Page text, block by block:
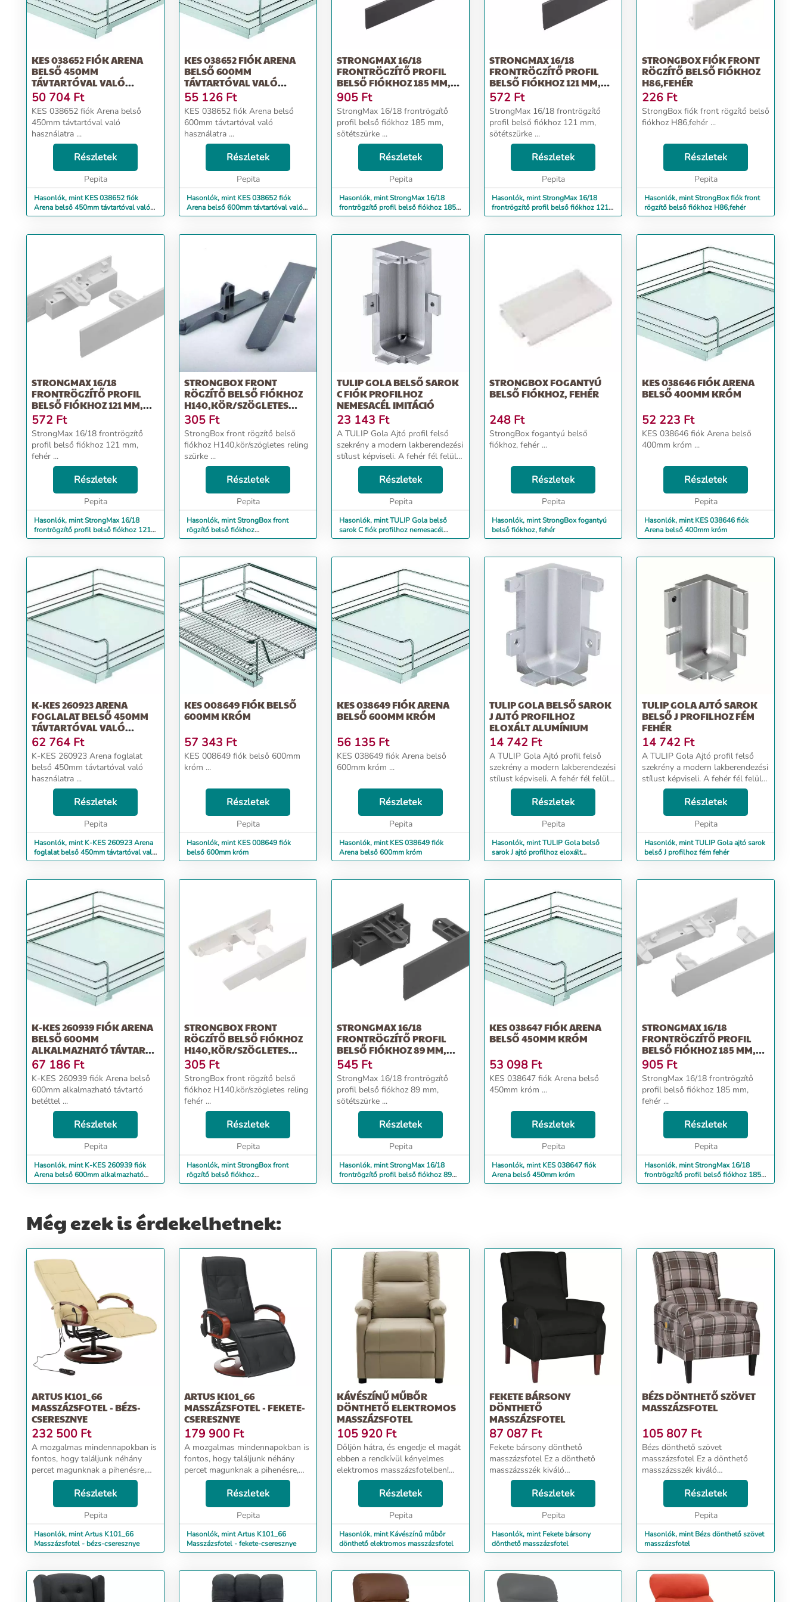
Synca JIN 2.0 belső egyensúly masszázsfotel tulajdonságai Mérete (HxSZxM): 153 x 75 x 112cm Súlya: 112kg
Színe: fekete Keret: Ötvözött acél + fém Kárpitos anyag: műbőr 6 automatikus program Bluetooth hangszórók Láb-
és vádli masszázs Talpmasszázs Füthető, hő terápiás masszázs L-pálya (Lumbális) "Hanyatt fekve" masszázs
funkció Zéró gravitációs masszázs Masszázs típusok: Kompressziós Ütögetés Dagasztás Hengerelés Synca JIN 2.0
További információ>>
KES 038652 FIÓK ARENA
BELSŐ 450MM
TÁVTARTÓVAL VALÓ
HASZNÁLATRA
50 704 Ft
KES 038652 fiók Arena belső
450mm távtartóval való
használatra ...
Részletek
Pepita
Hasonlók, mint KES 038652 fiók
Arena belső 450mm távtartóval való
használatra
KES 038652 FIÓK ARENA
BELSŐ 600MM
TÁVTARTÓVAL VALÓ
HASZNÁLATRA
55 126 Ft
KES 038652 fiók Arena belső
600mm távtartóval való
használatra ...
Részletek
Pepita
Hasonlók, mint KES 038652 fiók
Arena belső 600mm távtartóval való
használatra
STRONGMAX 16/18
FRONTRÖGZÍTŐ PROFIL
BELSŐ FIÓKHOZ 185 MM,
SÖTÉTSZÜRKE
905 Ft
StrongMax 16/18 frontrögzítő
profil belső fiókhoz 185 mm,
sötétszürke ...
Részletek
Pepita
Hasonlók, mint StrongMax 16/18
frontrögzítő profil belső fiókhoz 185
mm, sötétszürke
STRONGMAX 16/18
FRONTRÖGZÍTŐ PROFIL
BELSŐ FIÓKHOZ 121 MM,
SÖTÉTSZÜRKE
572 Ft
StrongMax 16/18 frontrögzítő
profil belső fiókhoz 121 mm,
sötétszürke ...
Részletek
Pepita
Hasonlók, mint StrongMax 16/18
frontrögzítő profil belső fiókhoz 121
mm, sötétszürke
STRONGBOX FIÓK FRONT
RÖGZÍTŐ BELSŐ FIÓKHOZ
H86,FEHÉR
226 Ft
StrongBox fiók front rögzítő belső
fiókhoz H86,fehér ...
Részletek
Pepita
Hasonlók, mint StrongBox fiók front
rögzítő belső fiókhoz H86,fehér
STRONGMAX 16/18
FRONTRÖGZÍTŐ PROFIL
BELSŐ FIÓKHOZ 121 MM,
FEHÉR
572 Ft
StrongMax 16/18 frontrögzítő
profil belső fiókhoz 121 mm,
fehér ...
Részletek
Pepita
Hasonlók, mint StrongMax 16/18
frontrögzítő profil belső fiókhoz 121
mm, fehér
STRONGBOX FRONT
RÖGZÍTŐ BELSŐ FIÓKHOZ
H140,KÖR/SZÖGLETES
RELING SZÜRKE
305 Ft
StrongBox front rögzítő belső
fiókhoz H140,kör/szögletes reling
szürke ...
Részletek
Pepita
Hasonlók, mint StrongBox front
rögzítő belső fiókhoz
H140,kör/szögletes reling szürke
TULIP GOLA BELSŐ SAROK
C FIÓK PROFILHOZ
NEMESACÉL IMITÁCIÓ
23 143 Ft
A TULIP Gola Ajtó profil felső
szekrény a modern lakberendezési
stílust képviseli. A fehér fél felület
eleganciát és letisztultságot
kölcsönöz a helyiségnek. A ,
méteres méret lehetővé teszi a
Részletek
Pepita
Hasonlók, mint TULIP Gola belső
sarok C fiók profilhoz nemesacél
imitáció
STRONGBOX FOGANTYÚ
BELSŐ FIÓKHOZ, FEHÉR
248 Ft
StrongBox fogantyú belső
fiókhoz, fehér ...
Részletek
Pepita
Hasonlók, mint StrongBox fogantyú
belső fiókhoz, fehér
KES 038646 FIÓK ARENA
BELSŐ 400MM KRÓM
52 223 Ft
KES 038646 fiók Arena belső
400mm króm ...
Részletek
Pepita
Hasonlók, mint KES 038646 fiók
Arena belső 400mm króm
K-KES 260923 ARENA
FOGLALAT BELSŐ 450MM
TÁVTARTÓVAL VALÓ
HASZNÁLATRA
62 764 Ft
K-KES 260923 Arena foglalat
belső 450mm távtartóval való
használatra ...
Részletek
Pepita
Hasonlók, mint K-KES 260923 Arena
foglalat belső 450mm távtartóval való
használatra
KES 008649 FIÓK BELSŐ
600MM KRÓM
57 343 Ft
KES 008649 fiók belső 600mm
króm ...
Részletek
Pepita
Hasonlók, mint KES 008649 fiók
belső 600mm króm
KES 038649 FIÓK ARENA
BELSŐ 600MM KRÓM
56 135 Ft
KES 038649 fiók Arena belső
600mm króm ...
Részletek
Pepita
Hasonlók, mint KES 038649 fiók
Arena belső 600mm króm
TULIP GOLA BELSŐ SAROK
J AJTÓ PROFILHOZ
ELOXÁLT ALUMÍNIUM
14 742 Ft
A TULIP Gola Ajtó profil felső
szekrény a modern lakberendezési
stílust képviseli. A fehér fél felület
eleganciát és letisztultságot
kölcsönöz a helyiségnek. A ,
méteres méret lehetővé teszi a
Részletek
Pepita
Hasonlók, mint TULIP Gola belső
sarok J ajtó profilhoz eloxált
alumínium
TULIP GOLA AJTÓ SAROK
BELSŐ J PROFILHOZ FÉM
FEHÉR
14 742 Ft
A TULIP Gola Ajtó profil felső
szekrény a modern lakberendezési
stílust képviseli. A fehér fél felület
eleganciát és letisztultságot
kölcsönöz a helyiségnek. A ,
méteres méret lehetővé teszi a
Részletek
Pepita
Hasonlók, mint TULIP Gola ajtó sarok
belső J profilhoz fém fehér
K-KES 260939 FIÓK ARENA
BELSŐ 600MM
ALKALMAZHATÓ TÁVTARTÓ
BETÉTTEL
67 186 Ft
K-KES 260939 fiók Arena belső
600mm alkalmazható távtartó
betéttel ...
Részletek
Pepita
Hasonlók, mint K-KES 260939 fiók
Arena belső 600mm alkalmazható
távtartó betéttel
STRONGBOX FRONT
RÖGZÍTŐ BELSŐ FIÓKHOZ
H140,KÖR/SZÖGLETES
RELING FEHÉR
305 Ft
StrongBox front rögzítő belső
fiókhoz H140,kör/szögletes reling
fehér ...
Részletek
Pepita
Hasonlók, mint StrongBox front
rögzítő belső fiókhoz
H140,kör/szögletes reling fehér
STRONGMAX 16/18
FRONTRÖGZÍTŐ PROFIL
BELSŐ FIÓKHOZ 89 MM,
SÖTÉTSZÜRKE
545 Ft
StrongMax 16/18 frontrögzítő
profil belső fiókhoz 89 mm,
sötétszürke ...
Részletek
Pepita
Hasonlók, mint StrongMax 16/18
frontrögzítő profil belső fiókhoz 89
mm, sötétszürke
KES 038647 FIÓK ARENA
BELSŐ 450MM KRÓM
53 098 Ft
KES 038647 fiók Arena belső
450mm króm ...
Részletek
Pepita
Hasonlók, mint KES 038647 fiók
Arena belső 450mm króm
STRONGMAX 16/18
FRONTRÖGZÍTŐ PROFIL
BELSŐ FIÓKHOZ 185 MM,
FEHÉR
905 Ft
StrongMax 16/18 frontrögzítő
profil belső fiókhoz 185 mm,
fehér ...
Részletek
Pepita
Hasonlók, mint StrongMax 16/18
frontrögzítő profil belső fiókhoz 185
mm, fehér
Még ezek is érdekelhetnek:
ARTUS K101_66
MASSZÁZSFOTEL - BÉZS-
CSERESZNYE
232 500 Ft
A mozgalmas mindennapokban is
fontos, hogy találjunk néhány
percet magunknak a pihenésre,
kikapcsolódásra, melyekre
tökéletes megoldást nyújthat egy
kényelmes fotel. Ez a bútordarab
melegséget, gyengé...
Részletek
Pepita
Hasonlók, mint Artus K101_66
Masszázsfotel - bézs-cseresznye
ARTUS K101_66
MASSZÁZSFOTEL - FEKETE-
CSERESZNYE
179 900 Ft
A mozgalmas mindennapokban is
fontos, hogy találjunk néhány
percet magunknak a pihenésre,
kikapcsolódásra, melyekre
tökéletes megoldást nyújthat egy
kényelmes fotel. Ez a bútordarab
melegséget, gyengé...
Részletek
Pepita
Hasonlók, mint Artus K101_66
Masszázsfotel - fekete-cseresznye
KÁVÉSZÍNŰ MŰBŐR
DÖNTHETŐ ELEKTROMOS
MASSZÁZSFOTEL
105 920 Ft
Dőljön hátra, és engedje el magát
ebben a rendkívül kényelmes
elektromos masszázsfotelben!
Elektromosan dönthető funkció: A
fekvőfotel elektromos motorral
dönthető. 3-féle pozícióba
dönthető, így kény...
Részletek
Pepita
Hasonlók, mint Kávészínű műbőr
dönthető elektromos masszázsfotel
FEKETE BÁRSONY
DÖNTHETŐ
MASSZÁZSFOTEL
87 087 Ft
Fekete bársony dönthető
masszázsfotel Ez a dönthető
masszázsszék kiváló
ülőalkalmatosság lesz
nappalijában. Az elektromos
masszázsfotel puha tapintású
bársonyból készült és falábakkal
Részletek
Pepita
Hasonlók, mint Fekete bársony
dönthető masszázsfotel
BÉZS DÖNTHETŐ SZÖVET
MASSZÁZSFOTEL
105 807 Ft
Bézs dönthető szövet
masszázsfotel Ez a dönthető
masszázsszék kiváló
ülőalkalmatosság lesz
nappalijában. Az elektromos
masszázsfotel szövetből készült
és favázzal rendelkezik, így erős,
Részletek
Pepita
Hasonlók, mint Bézs dönthető szövet
masszázsfotel